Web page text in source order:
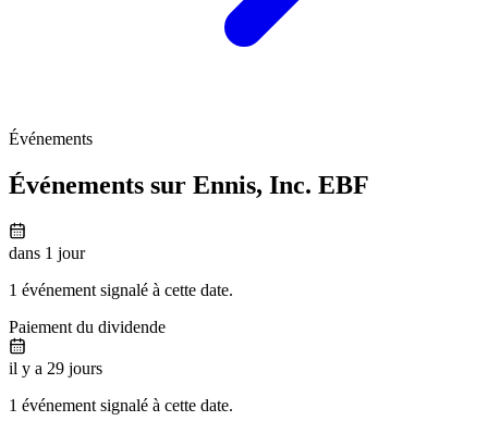
Événements
Événements sur Ennis, Inc. EBF
dans 1 jour
1 événement signalé à cette date.
Paiement du dividende
il y a 29 jours
1 événement signalé à cette date.